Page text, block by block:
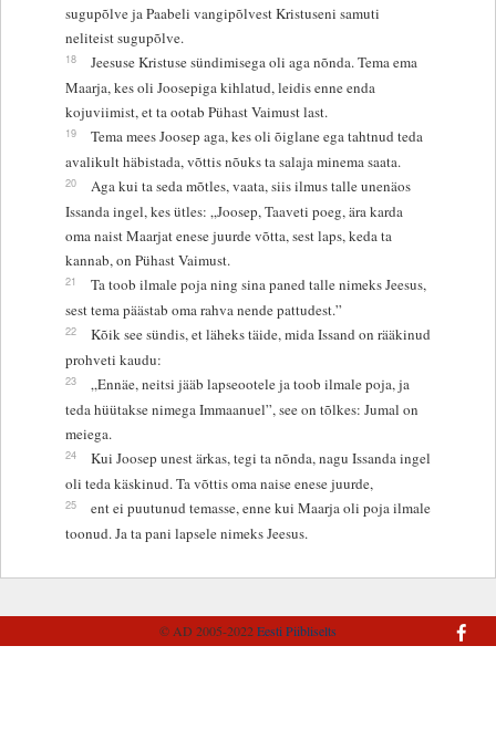
sugupõlve ja Paabeli vangipõlvest Kristuseni samuti
neliteist sugupõlve.
18
Jeesuse Kristuse sündimisega oli aga nõnda. Tema ema
Maarja, kes oli Joosepiga kihlatud, leidis enne enda
kojuviimist, et ta ootab Pühast Vaimust last.
19
Tema mees Joosep aga, kes oli õiglane ega tahtnud teda
avalikult häbistada, võttis nõuks ta salaja minema saata.
20
Aga kui ta seda mõtles, vaata, siis ilmus talle unenäos
Issanda ingel, kes ütles: „Joosep, Taaveti poeg, ära karda
oma naist Maarjat enese juurde võtta, sest laps, keda ta
kannab, on Pühast Vaimust.
21
Ta toob ilmale poja ning sina paned talle nimeks Jeesus,
sest tema päästab oma rahva nende pattudest.”
22
Kõik see sündis, et läheks täide, mida Issand on rääkinud
prohveti kaudu:
23
„Ennäe, neitsi jääb lapseootele ja toob ilmale poja, ja
teda hüütakse nimega Immaanuel”, see on tõlkes: Jumal on
meiega.
24
Kui Joosep unest ärkas, tegi ta nõnda, nagu Issanda ingel
oli teda käskinud. Ta võttis oma naise enese juurde,
25
ent ei puutunud temasse, enne kui Maarja oli poja ilmale
toonud. Ja ta pani lapsele nimeks Jeesus.
© AD 2005-2022Eesti Piibliselts